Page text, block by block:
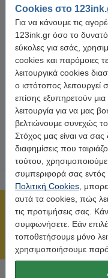
Cookies στο
Για να κάνουμε τις
123ink.gr όσο το
εύκολες για εσάς,
cookies και παρόμοιες
λειτουργικά cookies
ο ιστότοπος λειτουργεί
επίσης εξυπηρετούν μια
λειτουργία για να μας
βελτιώνουμε συνεχώς
Στόχος μας είναι να σας
διαφημίσεις που
τούτου,
συμπεριφορά σας εντός
Πολιτική Cookies ,
αυτά τα cookies, πώς
τις προτιμήσεις σας.
συμφωνήσετε. Εάν
τοποθετήσουμε μόνο
χρησιμοποιήσουμε
Η κασέτα καθαρισμού Canon
χωρητικότητας Magenta
καθαρισμούς.
Θέλετε να απολαμβάνετε τον
επομένως ο κατά καιρούς
καθαρισμού εμποδίζει το
και μπορεί να βελτιώσει την
Πληροφορίες
Οδηγίες χρήσης των
Πιστοποίηση ISO
Άμεση αποστολή!
211 19 98 568